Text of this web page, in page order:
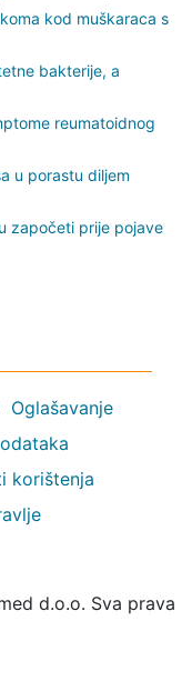
kod muškaraca s
bakterije, a
reumatoidnog
u porastu diljem
započeti prije pojave
Oglašavanje
korištenja
d.o.o. Sva prava